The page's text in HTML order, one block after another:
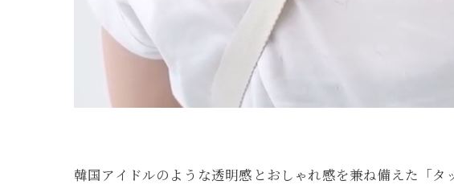
韓国アイドルのような透明感とおしゃれ感を兼ね備えた「タ